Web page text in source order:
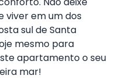
viver em um dos
sul de Santa
mesmo para
apartamento o seu
mar!